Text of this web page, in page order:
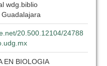
wdg.biblio
20.500.12104/24788
EN BIOLOGIA